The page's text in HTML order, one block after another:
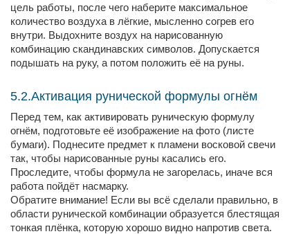
цель работы, после чего наберите максимальное
количество воздуха в лёгкие, мысленно согрев его
внутри. Выдохните воздух на нарисованную
комбинацию скандинавских символов. Допускается
подышать на руку, а потом положить её на руны.
5.2.Активация рунической формулы огнём
Перед тем, как активировать руническую формулу
огнём, подготовьте её изображение на фото (листе
бумаги). Поднесите предмет к пламени восковой свечи
так, чтобы нарисованные руны касались его.
Проследите, чтобы формула не загорелась, иначе вся
работа пойдёт насмарку.
Обратите внимание! Если вы всё сделали правильно, в
области рунической комбинации образуется блестящая
тонкая плёнка, которую хорошо видно напротив света.